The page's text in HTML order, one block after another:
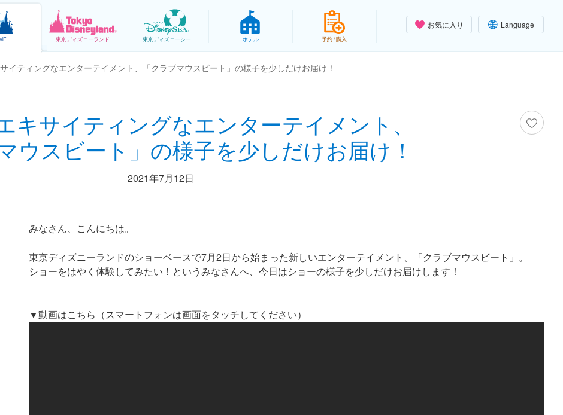
お気に入り Language
東京ディズニーランド 東京ディズニーシー ホテル 予約 / 購入
イティングなエンターテイメント、「クラブマウスビート」の様子を少しだけお届け！
キサイティングなエンターテイメント、
ウスビート」の様子を少しだけお届け！
2021年7月12日
みなさん、こんにちは。
東京ディズニーランドのショーベースで7月2日から始まった新しいエンターテイメント、「クラブマウスビート」。
ショーをはやく体験してみたい！というみなさんへ、今日はショーの様子を少しだけお届けします！
▼動画はこちら（スマートフォンは画面をタッチしてください）